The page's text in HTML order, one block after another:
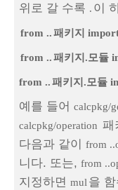
위로 갈 수록 . 이
from ..패키지
from ..패키지.모듈
from ..패키지.모듈
예를 들어 calcpkg/
calcpkg/operation 패
다음과 같이 from
니다. 또는, from
지정하면 mul 을